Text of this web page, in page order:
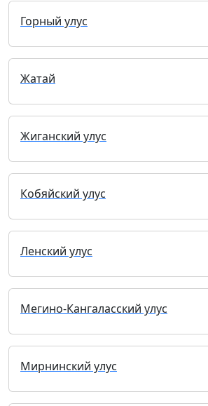
Горный улус
Жатай
Жиганский улус
Кобяйский улус
Ленский улус
Мегино-Кангаласский улус
Мирнинский улус